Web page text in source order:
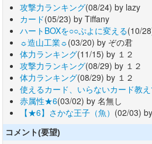
攻撃力ランキング(08/24) by lazy
カード(05/23) by Tiffany
ハートBOXを○○ぷよに変える(10/
☼造山工業☼(03/20) by ぞの君
体力ランキング(11/15) by １２
攻撃力ランキング(08/29) by １２
体力ランキング(08/29) by １２
使えるカード、いらないカード教
赤属性★6(03/02) by 名無し
【★6】さかな王子（魚） (02/03)
コメント(要望)